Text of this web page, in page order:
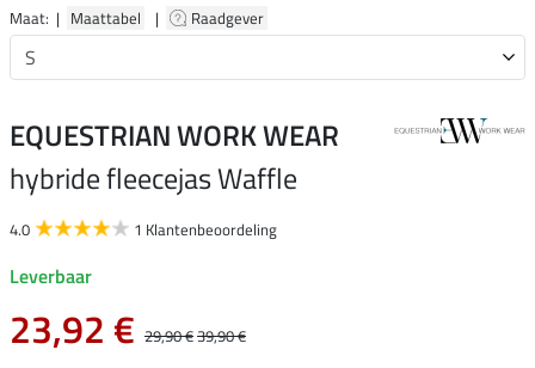
Maat: | Maattabel | Raadgever
EQUESTRIAN WORK WEAR
hybride fleecejas Waffle
4.0 1 Klantenbeoordeling
Leverbaar
23,92 € 29,90 €39,90 €